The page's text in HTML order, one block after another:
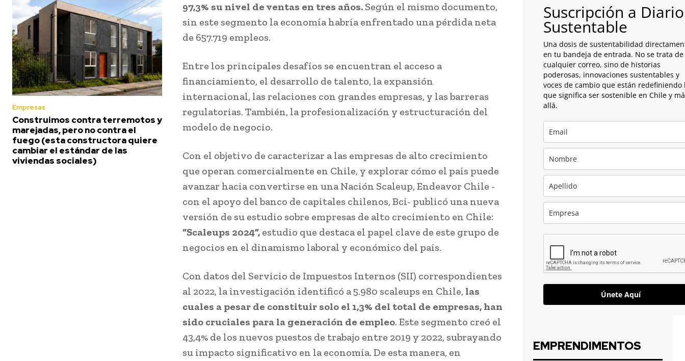
Empresas
Construimos contra terremotos y
marejadas, pero no contra el
fuego (esta constructora quiere
cambiar el estándar de las
viviendas sociales)
97,3% su nivel de ventas en tres años. Según el mismo documento,
sin este segmento la economía habría enfrentado una pérdida neta
de 657.719 empleos.
Entre los principales desafíos se encuentran el acceso a
financiamiento, el desarrollo de talento, la expansión
internacional, las relaciones con grandes empresas, y las barreras
regulatorias. También, la profesionalización y estructuración del
modelo de negocio.
Con el objetivo de caracterizar a las empresas de alto crecimiento
que operan comercialmente en Chile, y explorar cómo el país puede
avanzar hacia convertirse en una Nación Scaleup, Endeavor Chile -
con el apoyo del banco de capitales chilenos, Bci- publicó una nueva
versión de su estudio sobre empresas de alto crecimiento en Chile:
“Scaleups 2024”, estudio que destaca el papel clave de este grupo de
negocios en el dinamismo laboral y económico del país.
Con datos del Servicio de Impuestos Internos (SII) correspondientes
al 2022, la investigación identificó a 5.980 scaleups en Chile, las
cuales a pesar de constituir solo el 1,3% del total de empresas, han
sido cruciales para la generación de empleo. Este segmento creó el
43,4% de los nuevos puestos de trabajo entre 2019 y 2022, subrayando
su impacto significativo en la economía. De esta manera, en
Suscripción a Diario
Sustentable
Una dosis de sustentabilidad
en tu bandeja de entrada. No se trata de
cualquier correo, sino de historias
poderosas, innovaciones sustentables y
voces de cambio que están redefiniendo
que significa ser sostenible en Chile y
allá.
Únete Aquí
EMPRENDIMENTOS